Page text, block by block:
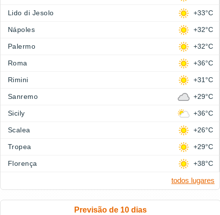
Lido di Jesolo +33°C
Nápoles +32°C
Palermo +32°C
Roma +36°C
Rimini +31°C
Sanremo +29°C
Sicily +36°C
Scalea +26°C
Tropea +29°C
Florença +38°C
todos lugares
Previsão de 10 dias